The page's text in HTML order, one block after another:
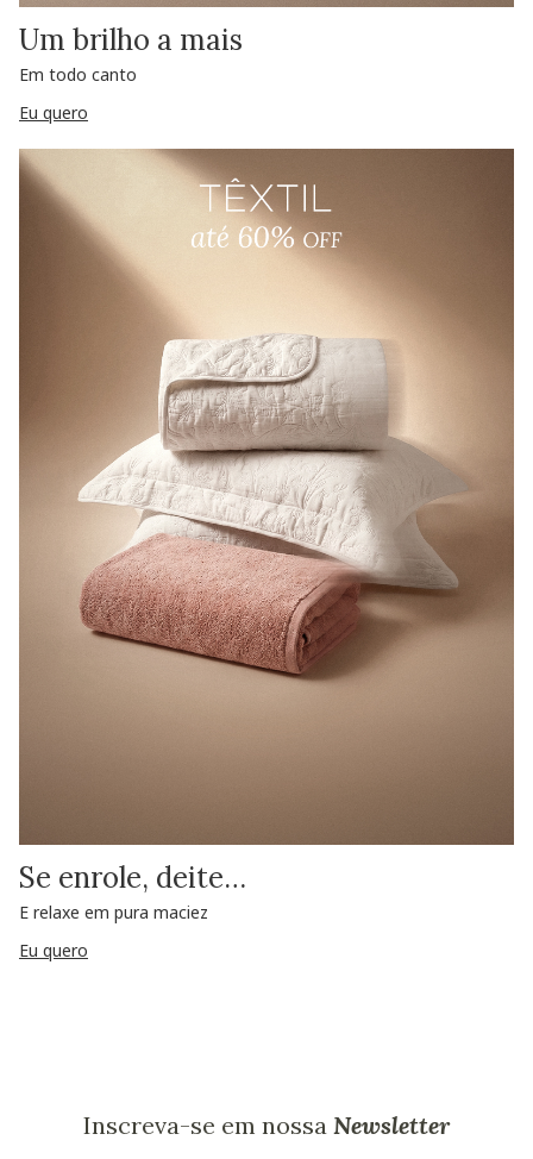
Um brilho a mais
Em todo canto
Eu quero
Se enrole, deite…
E relaxe em pura maciez
Eu quero
Inscreva-se em nossa Newsletter